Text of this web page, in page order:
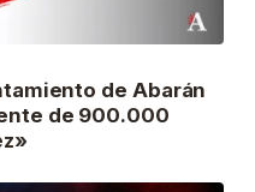
de Abarán
de 900.000